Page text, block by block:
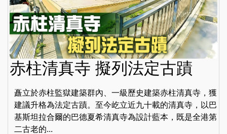
赤柱清真寺 擬列法定古蹟
矗立於赤柱監獄建築群內、一級歷史建築赤柱清真寺，獲
建議升格為法定古蹟。至今屹立近九十載的清真寺，以巴
基斯坦拉合爾的巴德夏希清真寺為設計藍本，既是全港第
二古老的...